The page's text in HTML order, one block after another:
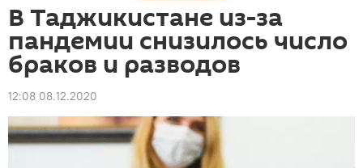
В Таджикистане из-за
пандемии снизилось число
браков и разводов
12:08 08.12.2020